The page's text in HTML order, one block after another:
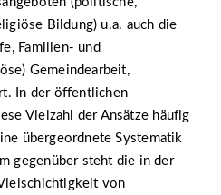
Bildung) u.a. auch die
Familien- und
Gemeindearbeit,
In der öffentlichen
Vielzahl der Ansätze häufig
übergeordnete Systematik
gegenüber steht die in der
von